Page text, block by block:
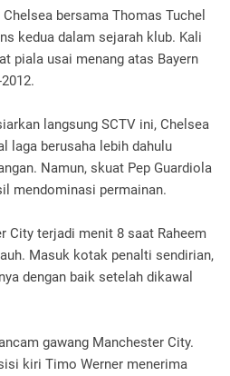
bersama Thomas Tuchel
kedua dalam sejarah klub. Kali
piala usai menang atas Bayern
langsung SCTV ini, Chelsea
laga berusaha lebih dahulu
Namun, skuat Pep Guardiola
mendominasi permainan.
City terjadi menit 8 saat Raheem
Masuk kotak penalti sendirian,
dengan baik setelah dikawal
gawang Manchester City.
kiri Timo Werner menerima